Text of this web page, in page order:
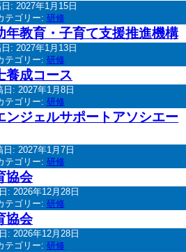
: 2027年1月15日
テゴリー: 研修
年教育・子育て支援推進機構
: 2027年1月13日
テゴリー: 研修
養成コース
日: 2027年1月8日
テゴリー: 研修
ンジェルサポートアソシエー
日: 2027年1月7日
テゴリー: 研修
協会
: 2026年12月28日
テゴリー: 研修
協会
: 2026年12月28日
テゴリー: 研修